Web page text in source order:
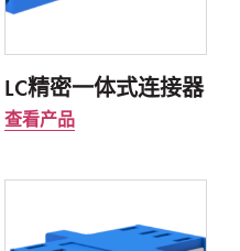
LC精密一体式连接器
查看产品